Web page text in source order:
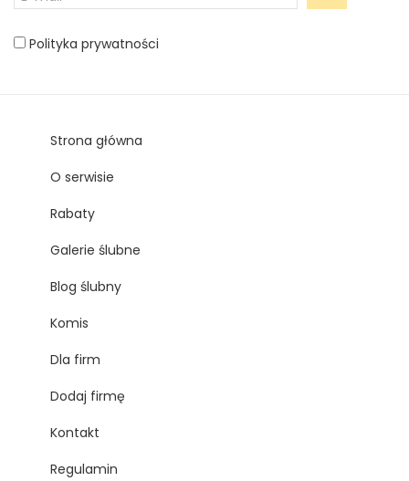
Polityka prywatności
Strona główna
O serwisie
Rabaty
Galerie ślubne
Blog ślubny
Komis
Dla firm
Dodaj firmę
Kontakt
Regulamin